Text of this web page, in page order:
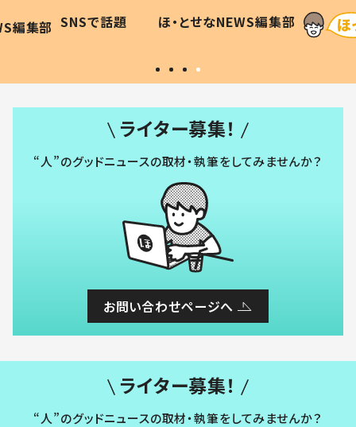
編集部
作り続ける理由とは #令和の親
#令和の子
SNSで話題 ほ・とせなNEWS編集部 「涙が
い」
ライター募集！
“人”のグッドニュースの取材・執筆をしてみませんか？
お問い合わせページへ
ライター募集！
“人”のグッドニュースの取材・執筆をしてみませんか？